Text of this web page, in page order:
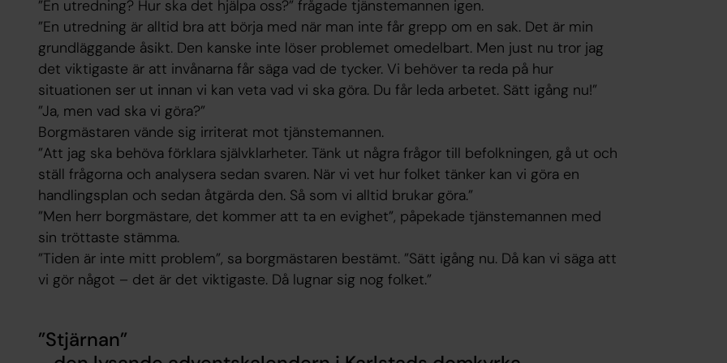
”En utredning? Hur ska det hjälpa oss?” frågade tjänstemannen igen.
”En utredning är alltid bra att börja med när man inte får grepp om en sak. Det är min
grundläggande åsikt. Den kanske inte löser problemet omedelbart. Men just nu tror jag
det viktigaste är att invånarna får säga vad de tycker. Vi behöver ta reda på hur
situationen ser ut innan vi kan veta vad vi ska göra. Du får leda arbetet. Sätt igång nu!”
”Ja, men vad ska vi göra?”
Borgmästaren vände sig irriterat mot tjänstemannen.
”Att jag ska behöva förklara självklarheter. Tänk ut några frågor till befolkningen, gå ut och
ställ frågorna och analysera sedan svaren. När vi vet hur folket tänker kan vi göra en
handlingsplan och sedan åtgärda den. Så som vi alltid brukar göra.”
”Men herr borgmästare, det kommer att ta en evighet”, påpekade tjänstemannen med
sin tröttaste stämma.
”Tiden är inte mitt problem”, sa borgmästaren bestämt. ”Sätt igång nu. Då kan vi säga att
vi gör något – det är det viktigaste. Då lugnar sig nog folket.”
”Stjärnan”